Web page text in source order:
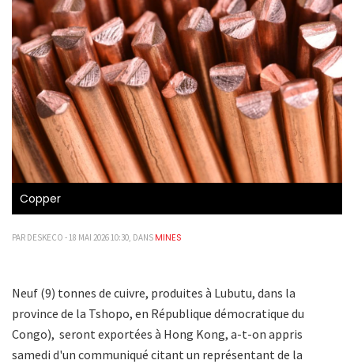
Copper
PAR DESKECO - 18 MAI 2026 10:30, DANS MINES
Neuf (9) tonnes de cuivre, produites à Lubutu, dans la
province de la Tshopo, en République démocratique du
Congo), ‎ seront exportées à Hong Kong, a-t-on appris
samedi d'un communiqué citant un représentant de la